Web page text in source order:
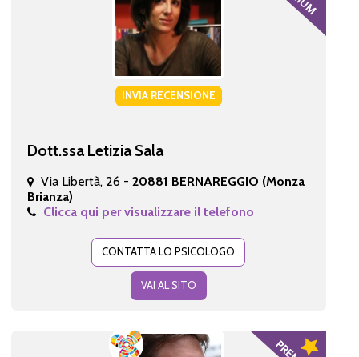
INVIA RECENSIONE
Dott.ssa Letizia Sala
Via Libertà, 26 - 20881 BERNAREGGIO (Monza
Brianza)
Clicca qui per visualizzare il telefono
CONTATTA LO PSICOLOGO
VAI AL SITO